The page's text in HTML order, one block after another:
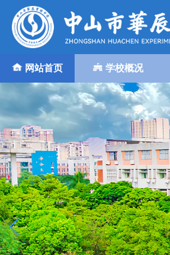
网站首页 学校概况